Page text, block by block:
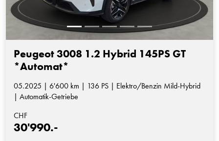
Peugeot 3008 1.2 Hybrid 145PS GT
*Automat*
05.2025 | 6'600 km | 136 PS | Elektro/Benzin Mild-Hybrid
| Automatik-Getriebe
CHF
30'990.-